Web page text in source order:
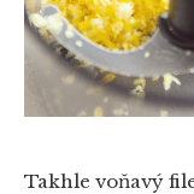
Takhle voňavý